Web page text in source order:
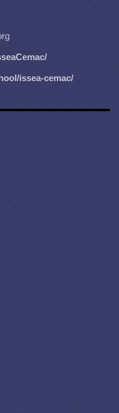
issea-cemac/